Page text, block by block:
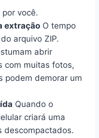
você.
extração O tempo
arquivo ZIP.
abrir
com muitas fotos,
podem demorar um
Quando o
criará uma
descompactados.